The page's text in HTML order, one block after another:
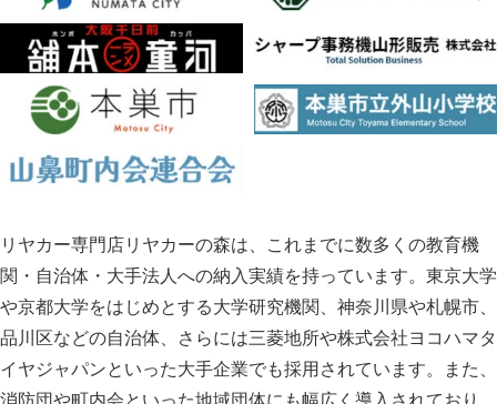
リヤカー専門店リヤカーの森は、これまでに数多くの教育機
関・自治体・大手法人への納入実績を持っています。東京大学
や京都大学をはじめとする大学研究機関、神奈川県や札幌市、
品川区などの自治体、さらには三菱地所や株式会社ヨコハマタ
イヤジャパンといった大手企業でも採用されています。また、
消防団や町内会といった地域団体にも幅広く導入されており、